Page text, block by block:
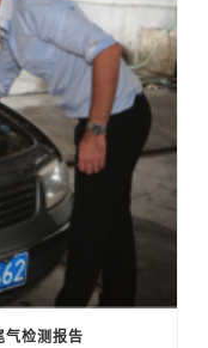
气检测报告